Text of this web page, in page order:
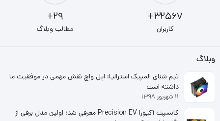
32567+
کاربران
29+
مطالب وبلاگ
وبلاگ
تیم شنای المپیک استرالیا: اپل واچ نقش مهمی در موفقیت ما
داشته است
۱۱ شهریور ۱۳۹۸
کانسپت آکیورا Precision EV معرفی شد؛ اولین مدل برقی از